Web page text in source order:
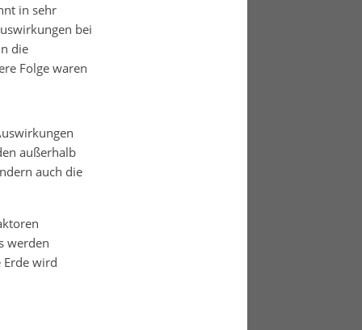
in sehr
bei
die
Folge waren
außerhalb
auch die
werden
Erde wird